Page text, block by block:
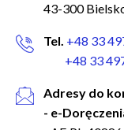
43-300
Tel. +48 33
+48 33
Adresy do
- e-